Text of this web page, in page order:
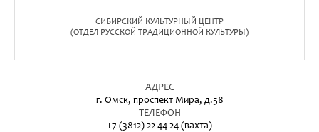
СИБИРСКИЙ КУЛЬТУРНЫЙ ЦЕНТР
(ОТДЕЛ РУССКОЙ ТРАДИЦИОННОЙ КУЛЬТУРЫ)
АДРЕС
г. Омск, проспект Мира, д.58
ТЕЛЕФОН
+7 (3812) 22 44 24 (вахта)